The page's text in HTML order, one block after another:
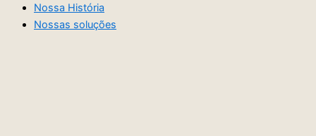
Nossa História
Nossas soluções